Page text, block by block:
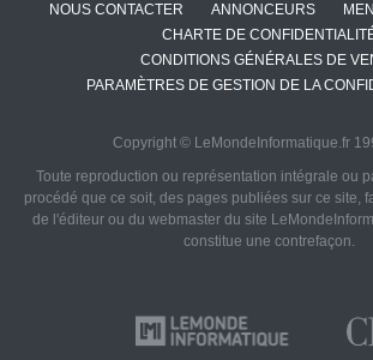
NOUS CONTACTER ANNONCEURS
CHARTE DE
CONDITIONS GÉNÉRALES DE
PARAMÈTRES DE GESTION DE LA
Copyright © LeMondeInformatique.fr
Toute reproduction ou représentation intégrale ou
procédé que ce soit, des pages publiées sur ce site,
de l'éditeur ou du webmaster du site
constitue une contrefaçon.